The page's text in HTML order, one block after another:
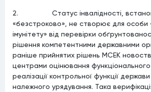
2. Статус інвалідності,
«безстроково», не створює для особи
імунітету» від перевірки
рішення компетентними державними
раніше прийнятих рішень МСЕК
центрами оцінювання
реалізації контрольної функції
належного урядування. Така